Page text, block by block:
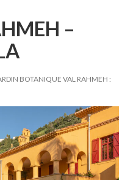
–
BOTANIQUE VAL RAHMEH :